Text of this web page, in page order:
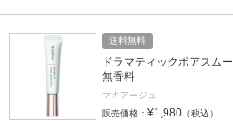
送料無料
ドラマティックポアスム
無香料
マキアージュ
販売価格： ¥1,980 （税込）